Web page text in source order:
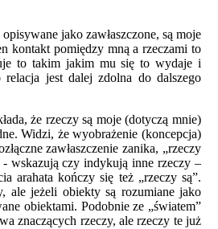
jako zawłaszczone, są moje
kontakt pomiędzy mną a rzeczami to
to takim jakim mu się to wydaje i
jest dalej zdolna do dalszego
że rzeczy są moje (dotyczą mnie)
Widzi, że wyobrażenie (koncepcja)
zawłaszczenie zanika, „rzeczy
- wskazują czy indykują inne rzeczy –
arahata kończy się też „rzeczy są”.
ale jeżeli obiekty są rozumiane jako
obiektami. Podobnie ze „światem”
znaczących rzeczy, ale rzeczy te już